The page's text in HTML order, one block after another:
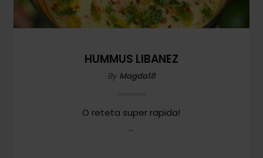
Biscuiți, Bomboane și
Fursecuri
HUMMUS LIBANEZ
By Magda18
O reteta super rapida!